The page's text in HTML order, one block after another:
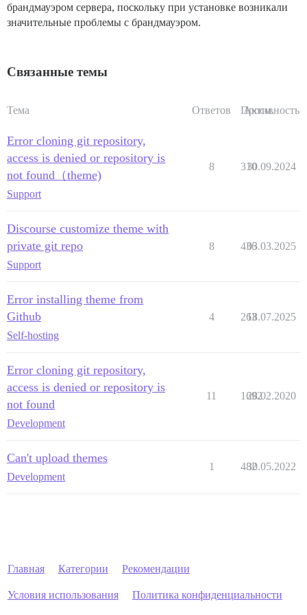
брандмауэром сервера, поскольку при установке возникали
значительные проблемы с брандмауэром.
Связанные темы
Тема Ответов Просм.
Активность
Error cloning git repository,
access is denied or repository is
not found（theme)
Support
8 310
30.09.2024
Discourse customize theme with
private git repo
Support
8 436
03.03.2025
Error installing theme from
Github
Self-hosting
4 263
18.07.2025
Error cloning git repository,
access is denied or repository is
not found
Development
11 1692
28.02.2020
Can't upload themes
Development
1 482
30.05.2022
Главная Категории Рекомендации
Условия использования Политика конфиденциальности